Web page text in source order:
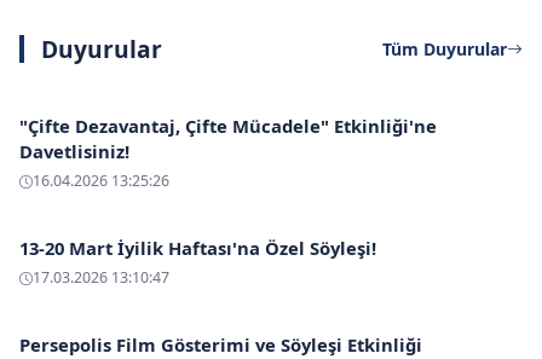
Duyurular Tüm Duyurular
"Çifte Dezavantaj, Çifte Mücadele" Etkinliği'ne
Davetlisiniz!
16.04.2026 13:25:26
13-20 Mart İyilik Haftası'na Özel Söyleşi!
17.03.2026 13:10:47
Persepolis Film Gösterimi ve Söyleşi Etkinliği